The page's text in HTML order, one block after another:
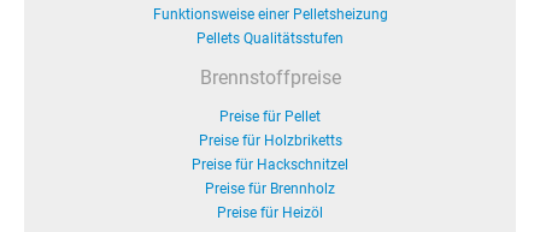
Funktionsweise einer Pelletsheizung
Pellets Qualitätsstufen
Brennstoffpreise
Preise für Pellet
Preise für Holzbriketts
Preise für Hackschnitzel
Preise für Brennholz
Preise für Heizöl